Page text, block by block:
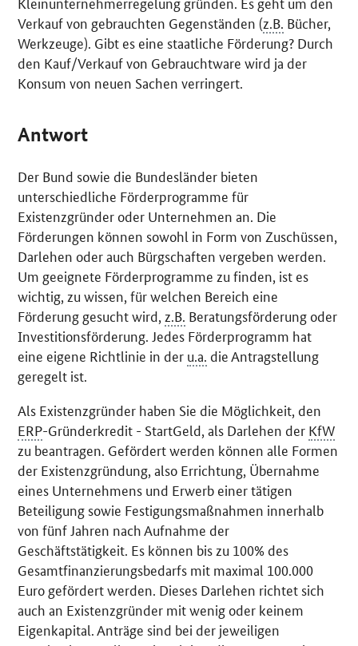
Verkauf von gebrauchten Gegenständen (z.B. Bücher,
Werkzeuge). Gibt es eine staatliche Förderung? Durch
den Kauf/Verkauf von Gebrauchtware wird ja der
Konsum von neuen Sachen verringert.
Antwort
Der Bund sowie die Bundesländer bieten
unterschiedliche Förderprogramme für
Existenzgründer oder Unternehmen an. Die
Förderungen können sowohl in Form von Zuschüssen,
Darlehen oder auch Bürgschaften vergeben werden.
Um geeignete Förderprogramme zu finden, ist es
wichtig, zu wissen, für welchen Bereich eine
Förderung gesucht wird, z.B. Beratungsförderung oder
Investitionsförderung. Jedes Förderprogramm hat
eine eigene Richtlinie in der u.a. die Antragstellung
geregelt ist.
Als Existenzgründer haben Sie die Möglichkeit, den
ERP-Gründerkredit - StartGeld, als Darlehen der KfW
zu beantragen. Gefördert werden können alle Formen
der Existenzgründung, also Errichtung, Übernahme
eines Unternehmens und Erwerb einer tätigen
Beteiligung sowie Festigungsmaßnahmen innerhalb
von fünf Jahren nach Aufnahme der
Geschäftstätigkeit. Es können bis zu 100% des
Gesamtfinanzierungsbedarfs mit maximal 100.000
Euro gefördert werden. Dieses Darlehen richtet sich
auch an Existenzgründer mit wenig oder keinem
Eigenkapital. Anträge sind bei der jeweiligen